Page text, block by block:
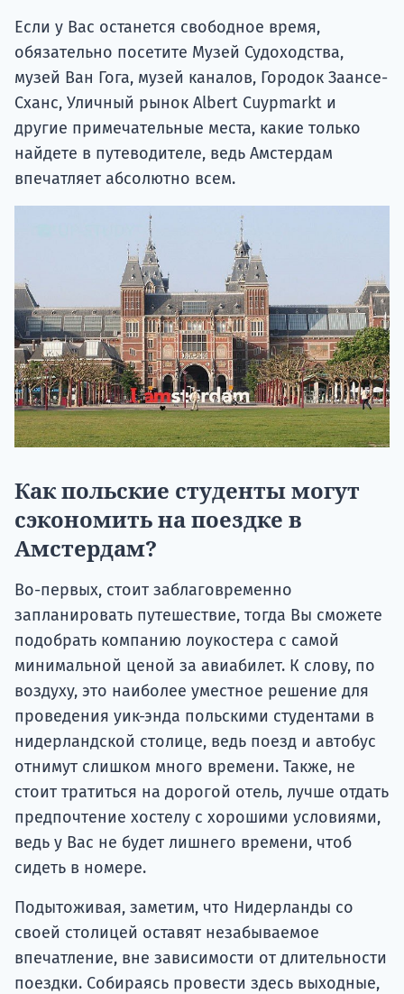
Если у Вас останется свободное время,
обязательно посетите Музей Судоходства,
музей Ван Гога, музей каналов, Городок Заансе-
Сханс, Уличный рынок Albert Cuypmarkt и
другие примечательные места, какие только
найдете в путеводителе, ведь Амстердам
впечатляет абсолютно всем.
Как польские студенты могут
сэкономить на поездке в
Амстердам?
Во-первых, стоит заблаговременно
запланировать путешествие, тогда Вы сможете
подобрать компанию лоукостера с самой
минимальной ценой за авиабилет. К слову, по
воздуху, это наиболее уместное решение для
проведения уик-энда польскими студентами в
нидерландской столице, ведь поезд и автобус
отнимут слишком много времени. Также, не
стоит тратиться на дорогой отель, лучше отдать
предпочтение хостелу с хорошими условиями,
ведь у Вас не будет лишнего времени, чтоб
сидеть в номере.
Подытоживая, заметим, что Нидерланды со
своей столицей оставят незабываемое
впечатление, вне зависимости от длительности
поездки. Собираясь провести здесь выходные,